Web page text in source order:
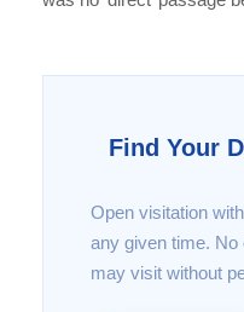
Find Your
Open visitation
any given time. No
may visit without